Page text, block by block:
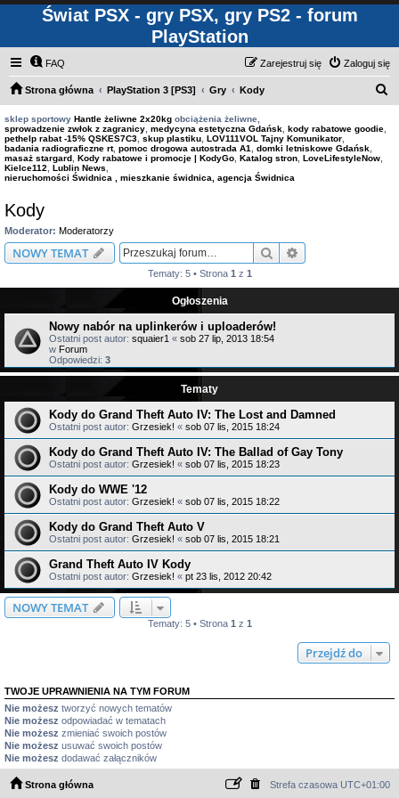
Świat PSX - gry PSX, gry PS2 - forum
PlayStation
FAQ Zaloguj się
Zarejestruj się
Strona główna PlayStation 3 [PS3] Gry Kody
sklep sportowy Hantle żeliwne 2x20kg obciążenia żeliwne,
sprowadzenie zwłok z zagranicy medycyna estetyczna Gdańsk kody rabatowe goodie
pethelp rabat -15% QSKES7C3 skup plastiku LOV111VOL Tajny Komunikator
badania radiograficzne rt, pomoc drogowa autostrada A1 domki letniskowe Gdańsk
masaż stargard Kody rabatowe i promocje | KodyGo Katalog stron LoveLifestyleNow
Kielce112
Lublin News
nieruchomości Świdnica , mieszkanie świdnica, agencja Świdnica
Kody
Moderator: Moderatorzy
NOWY TEMAT Szukaj
Tematy: 5 • Strona 1 z 1
Ogłoszenia
Nowy nabór na uplinkerów i uploaderów!
Ostatni post autor: squaier1 « sob 27 lip, 2013 18:54
w Forum
Odpowiedzi: 3
Tematy
Kody do Grand Theft Auto IV: The Lost and Damned
Ostatni post autor: Grzesiek! « sob 07 lis, 2015 18:24
Kody do Grand Theft Auto IV: The Ballad of Gay Tony
Ostatni post autor: Grzesiek! « sob 07 lis, 2015 18:23
Kody do WWE '12
Ostatni post autor: Grzesiek! « sob 07 lis, 2015 18:22
Kody do Grand Theft Auto V
Ostatni post autor: Grzesiek! « sob 07 lis, 2015 18:21
Grand Theft Auto IV Kody
Ostatni post autor: Grzesiek! « pt 23 lis, 2012 20:42
NOWY TEMAT
Tematy: 5 • Strona 1 z 1
Przejdź do
TWOJE UPRAWNIENIA NA TYM FORUM
Nie możesz tworzyć nowych tematów
Nie możesz odpowiadać w tematach
Nie możesz zmieniać swoich postów
Nie możesz usuwać swoich postów
Nie możesz dodawać załączników
Strona główna Strefa czasowa UTC+01:00